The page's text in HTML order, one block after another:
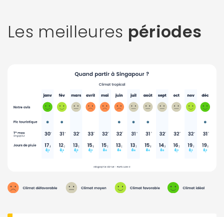
Les meilleures périodes